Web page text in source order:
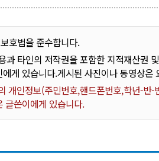
호법을 준수합니다.
과 타인의 저작권을 포함한 지적재산권
게 있습니다.게시된 사진이나 동영상
개인정보(주민번호,핸드폰번호,학년-반
글쓴이에게 있습니다.